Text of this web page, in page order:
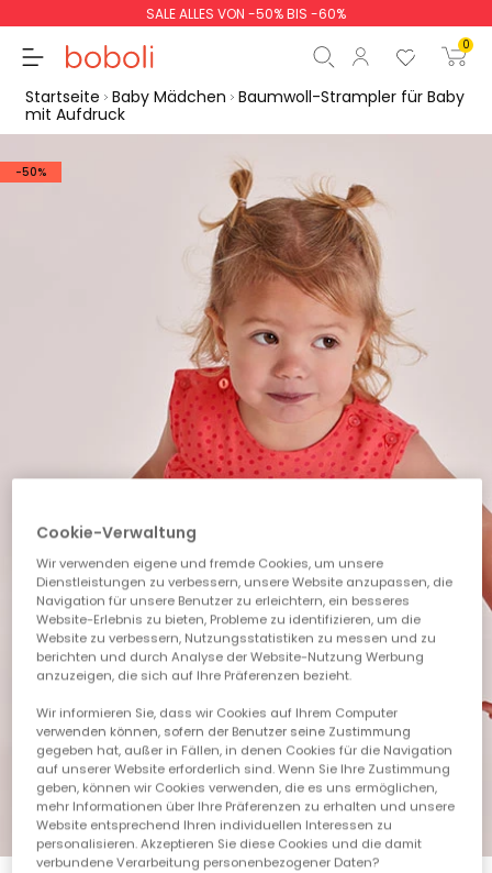
SALE ALLES VON -50% BIS -60%
0
Start der Bestellung
Startseite Baby Mädchen Baumwoll-Strampler für Baby
mit Aufdruck
-50%
1 2 3 4 5
Cookie-Verwaltung
Wir verwenden eigene und fremde Cookies, um unsere
Dienstleistungen zu verbessern, unsere Website anzupassen, die
Navigation für unsere Benutzer zu erleichtern, ein besseres
Website-Erlebnis zu bieten, Probleme zu identifizieren, um die
Website zu verbessern, Nutzungsstatistiken zu messen und zu
berichten und durch Analyse der Website-Nutzung Werbung
anzuzeigen, die sich auf Ihre Präferenzen bezieht.
Wir informieren Sie, dass wir Cookies auf Ihrem Computer
verwenden können, sofern der Benutzer seine Zustimmung
gegeben hat, außer in Fällen, in denen Cookies für die Navigation
auf unserer Website erforderlich sind. Wenn Sie Ihre Zustimmung
geben, können wir Cookies verwenden, die es uns ermöglichen,
mehr Informationen über Ihre Präferenzen zu erhalten und unsere
Website entsprechend Ihren individuellen Interessen zu
personalisieren. Akzeptieren Sie diese Cookies und die damit
verbundene Verarbeitung personenbezogener Daten?